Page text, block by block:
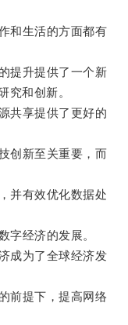
生活的方面都有
升提供了一个新
究和创新。
享提供了更好的
新至关重要，而
有效优化数据处
经济的发展。
为了全球经济发
提下，提高网络